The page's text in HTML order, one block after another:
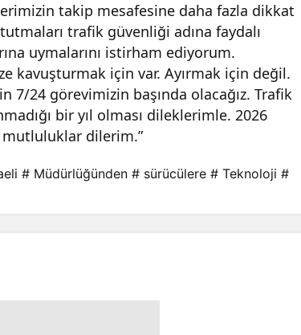
takip mesafesine daha fazla dikkat
trafik güvenliği adına faydalı
uymalarını istirham ediyorum.
kavuşturmak için var. Ayırmak için değil.
7/24 görevimizin başında olacağız. Trafik
bir yıl olması dileklerimle. 2026
mutluluklar dilerim.”
# Müdürlüğünden # sürücülere # Teknoloji #